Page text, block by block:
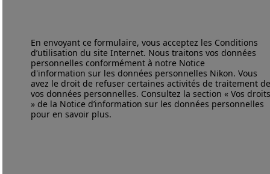
En envoyant ce formulaire, vous acceptez les Conditions
d’utilisation du site Internet. Nous traitons vos données
personnelles conformément à notre Notice
d'information sur les données personnelles Nikon. Vous
avez le droit de refuser certaines activités de traitement
vos données personnelles. Consultez la section « Vos
» de la Notice d’information sur les données personnelles
pour en savoir plus.